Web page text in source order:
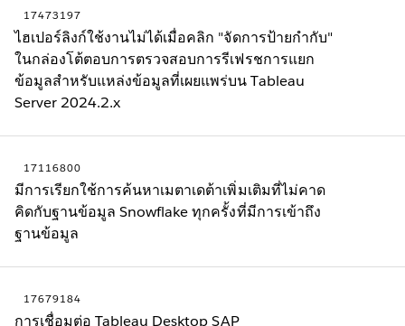
17473197
ไฮเปอร์ลิงก์ใช้งานไม่ได้เมื่อคลิก "จัดการป้ายกำกับ"
ในกล่องโต้ตอบการตรวจสอบการรีเฟรชการแยก
ข้อมูลสำหรับแหล่งข้อมูลที่เผยแพร่บน Tableau
Server 2024.2.x
17116800
มีการเรียกใช้การค้นหาเมตาเดต้าเพิ่มเติมที่ไม่คาด
คิดกับฐานข้อมูล Snowflake ทุกครั้งที่มีการเข้าถึง
ฐานข้อมูล
17679184
การเชื่อมต่อ Tableau Desktop SAP